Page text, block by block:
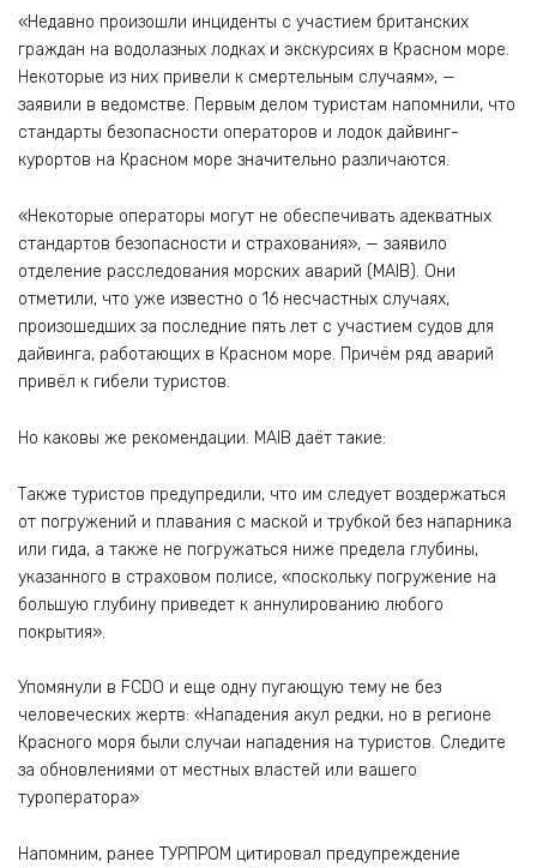
«Недавно произошли инциденты с участием британских
граждан на водолазных лодках и экскурсиях в Красном море.
Некоторые из них привели к смертельным случаям», —
заявили в ведомстве. Первым делом туристам напомнили, что
стандарты безопасности операторов и лодок дайвинг-
курортов на Красном море значительно различаются.
«Некоторые операторы могут не обеспечивать адекватных
стандартов безопасности и страхования», — заявило
отделение расследования морских аварий (MAIB). Они
отметили, что уже известно о 16 несчастных случаях,
произошедших за последние пять лет с участием судов для
дайвинга, работающих в Красном море. Причём ряд аварий
привёл к гибели туристов.
Но каковы же рекомендации. MAIB даёт такие:
Также туристов предупредили, что им следует воздержаться
от погружений и плавания с маской и трубкой без напарника
или гида, а также не погружаться ниже предела глубины,
указанного в страховом полисе, «поскольку погружение на
большую глубину приведет к аннулированию любого
покрытия».
Упомянули в FCDO и еще одну пугающую тему не без
человеческих жертв: «Нападения акул редки, но в регионе
Красного моря были случаи нападения на туристов. Следите
за обновлениями от местных властей или вашего
туроператора»
Напомним, ранее ТУРПРОМ цитировал предупреждение